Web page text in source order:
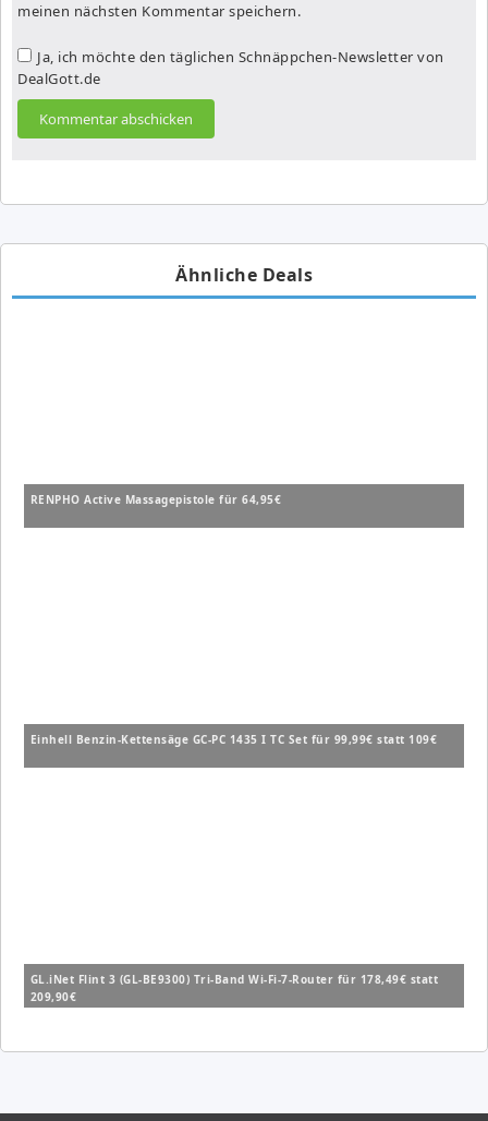
meinen nächsten Kommentar speichern.
Ja, ich möchte den täglichen Schnäppchen-Newsletter von
DealGott.de
Ähnliche Deals
RENPHO Active Massagepistole für 64,95€
Einhell Benzin-Kettensäge GC-PC 1435 I TC Set für 99,99€ statt 109€
GL.iNet Flint 3 (GL-BE9300) Tri-Band Wi-Fi-7-Router für 178,49€ statt
209,90€